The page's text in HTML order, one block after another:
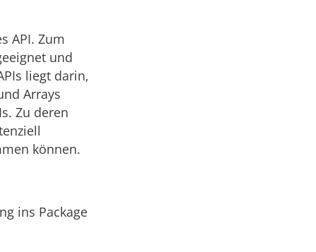
API. Zum
und
liegt darin,
Arrays
Zu deren
können.
ins Package